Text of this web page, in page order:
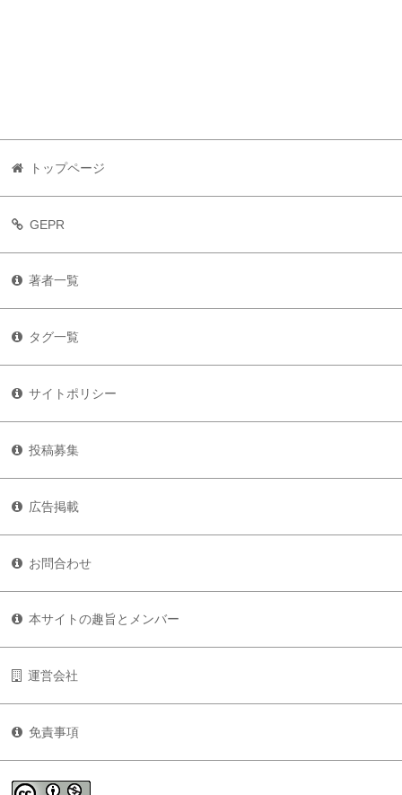
トップページ
GEPR
著者一覧
タグ一覧
サイトポリシー
投稿募集
広告掲載
お問合わせ
本サイトの趣旨とメンバー
運営会社
免責事項